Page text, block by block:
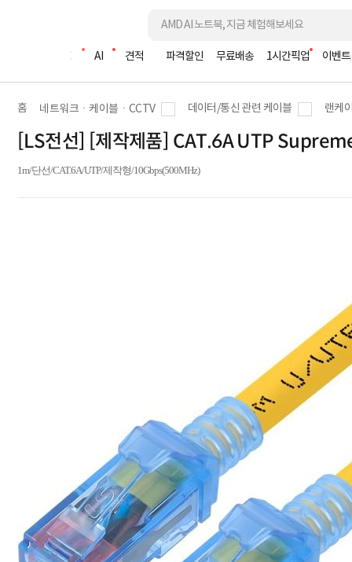
조립PC AI 견적 파격할인 무료배송 1시간픽업 이벤트
홈 네트워크ㆍ케이블ㆍCCTV 데이터/통신 관련 케이블 랜케
[LS전선] [제작제품] CAT.6A UTP
1m/단선/CAT.6A/UTP/제작형/10Gbps(500MHz)